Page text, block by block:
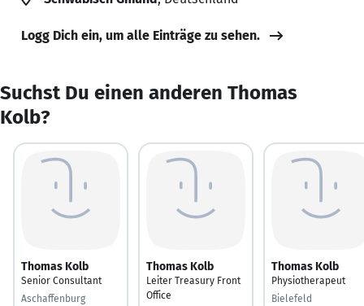
Logg Dich ein, um alle Einträge zu sehen.
Suchst Du einen anderen Thomas
Kolb?
Thomas Kolb
Senior Consultant
Aschaffenburg
Thomas Kolb
Leiter Treasury Front
Office
Thomas Kolb
Physiotherapeut
Bielefeld